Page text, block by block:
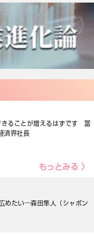
きることが増えるはずです 冨
済界社長
もっとみる 〉
めたい―森田隼人（シャボン